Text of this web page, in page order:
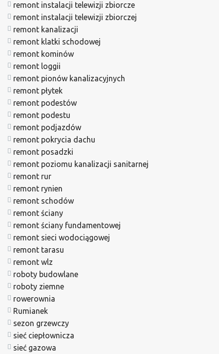
remont instalacji telewizji zbiorcze
remont instalacji telewizji zbiorczej
remont kanalizacji
remont klatki schodowej
remont kominów
remont loggii
remont pionów kanalizacyjnych
remont płytek
remont podestów
remont podestu
remont podjazdów
remont pokrycia dachu
remont posadzki
remont poziomu kanalizacji sanitarnej
remont rur
remont rynien
remont schodów
remont ściany
remont ściany fundamentowej
remont sieci wodociągowej
remont tarasu
remont wlz
roboty budowlane
roboty ziemne
rowerownia
Rumianek
sezon grzewczy
sieć ciepłownicza
sieć gazowa